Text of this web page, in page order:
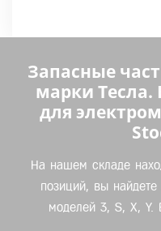
Запасные
марки Тесла.
для
На нашем складе
позиций, вы
моделей 3, S, X, Y.